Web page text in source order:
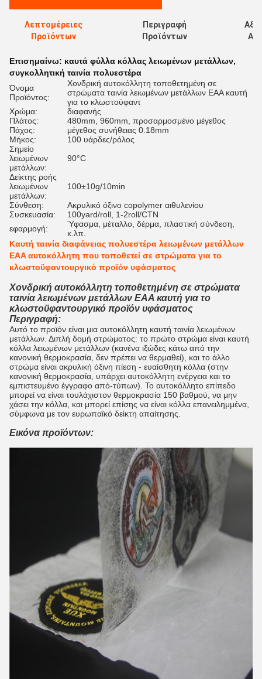
Λεπτομέρειες
Προϊόντων
Περιγραφή
Προϊόντων
Επισημαίνω: καυτά φύλλα κόλλας λειωμένων μετάλλων,
συγκολλητική ταινία πολυεστέρα
Όνομα
Προϊόντος:
Χονδρική αυτοκόλλητη τοποθετημένη σε
στρώματα ταινία λειωμένων μετάλλων EAA καυτή
για το κλωστοϋφαντ
Χρώμα:
διαφανής
Πλάτος:
480mm, 960mm, προσαρμοσμένο μέγεθος
Πάχος:
μέγεθος συνήθειας 0.18mm
Μήκος:
100 υάρδες/ρόλος
Σημείο
λειωμένων
μετάλλων:
90°C
Δείκτης ροής
λειωμένων
μετάλλων:
100±10g/10min
Σύνθεση:
Ακρυλικό όξινο copolymer αιθυλενίου
Συσκευασία:
100yard/roll, 1-2roll/CTN
εφαρμογή:
Ύφασμα, μέταλλο, δέρμα, πλαστική σύνδεση,
κ.λπ.
Καυτή ταινία διαφάνειας πολυεστέρα λειωμένων μετάλλων
EAA αυτοκόλλητη που τοποθετεί σε στρώματα για το
κλωστοϋφαντουργικό προϊόν υφάσματος
Χονδρική αυτοκόλλητη τοποθετημένη σε στρώματα
ταινία λειωμένων μετάλλων EAA καυτή για το
κλωστοϋφαντουργικό προϊόν υφάσματος
Περιγραφή:
Αυτό το προϊόν είναι μια αυτοκόλλητη καυτή ταινία λειωμένων
μετάλλων. Διπλή δομή στρώματος: το πρώτο στρώμα είναι καυτή
κόλλα λειωμένων μετάλλων (κανένα ιξώδες κάτω από την
κανονική θερμοκρασία, δεν πρέπει να θερμαθεί), και το άλλο
στρώμα είναι ακρυλική όξινη πίεση - ευαίσθητη κόλλα (στην
κανονική θερμοκρασία, υπάρχει αυτοκόλλητη ενέργεια και το
εμπιστευμένο έγγραφο από-τύπων). Το αυτοκόλλητο επίπεδο
μπορεί να είναι τουλάχιστον θερμοκρασία 150 βαθμού, να μην
χάσει την κόλλα, και μπορεί επίσης να είναι κόλλα επανειλημμένα,
σύμφωνα με τον ευρωπαϊκό δείκτη απαίτησης.
Εικόνα προϊόντων: